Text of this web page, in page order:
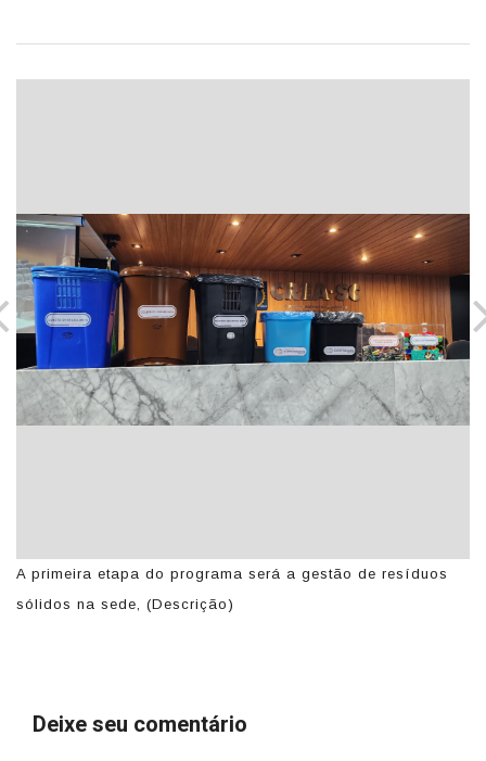
A primeira etapa do programa será a gestão de resíduos
sólidos na sede, (Descrição)
Deixe seu comentário